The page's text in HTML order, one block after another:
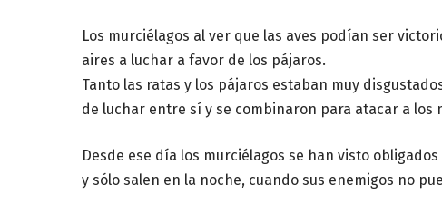
Los murciélagos al ver que las aves podían ser
aires a luchar a favor de los pájaros.
Tanto las ratas y los pájaros estaban muy
de luchar entre sí y se combinaron para atacar a los
Desde ese día los murciélagos se han visto
y sólo salen en la noche, cuando sus enemigos no